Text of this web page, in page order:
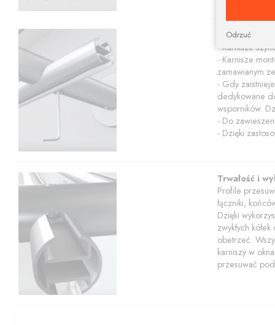
Cechy
- Karnisze
- Karnisze
zamawianym
- Gdy
dedykowane
wsporników.
- Do
- Dzięki
Trwałość i
Profile
łączniki,
Dzięki
zwykłych
obetrzeć.
karniszy w
przesuwać
Odrzuć